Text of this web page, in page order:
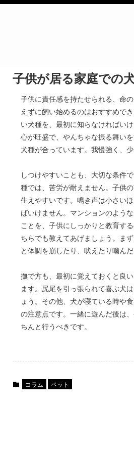
子供が居る家庭での
子供に責任感を持たせられる、命
えずに飼い始めるのはおすすめで
い犬種を、最初に知らなければい
心が旺盛で、やんちゃな振る舞い
犬種が合っています。我慢強く、
しつけやすいことも、大切な条件
種では、苦労が耐えません。子供
生えやすいです。鳴き声は小さい
ばいけません。マンションのよう
ことを、子供にしっかりと教育す
ちらでも教えてあげましょう。ま
と体調を崩したり、吠えたり噛ん
撫で方も、最初に覚えておくと良
ます。尻尾を引っ張られて喜ぶ犬
ょう。その他、犬が寝ている時や
の注意点です。一緒に遊んだ後は
ちんと行うべきです。
コラム ペット